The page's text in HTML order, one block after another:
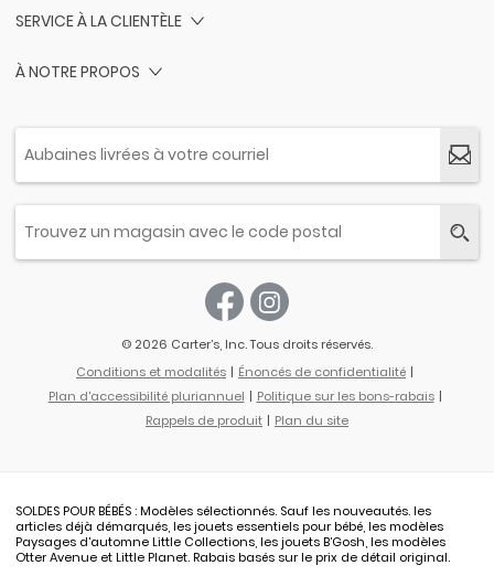
SERVICE À LA CLIENTÈLE
À NOTRE PROPOS
© 2026 Carter’s, Inc. Tous droits réservés.
Conditions et modalités
Énoncés de confidentialité
Plan d'accessibilité pluriannuel
Politique sur les bons-rabais
Rappels de produit
Plan du site
SOLDES POUR BÉBÉS : Modèles sélectionnés. Sauf les nouveautés. les
articles déjà démarqués, les jouets essentiels pour bébé, les modèles
Paysages d'automne Little Collections, les jouets B’Gosh, les modèles
Otter Avenue et Little Planet. Rabais basés sur le prix de détail original.